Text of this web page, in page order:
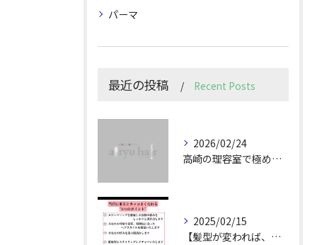
パーマ
最近の投稿 Recent Posts
2026/02/24
高崎の理容室で極めるメンズカット技術
2025/02/15
【髪型が変われば、人生が変わる。